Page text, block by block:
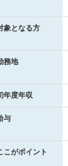
象となる方
務地
年度年収
与
こがポイント